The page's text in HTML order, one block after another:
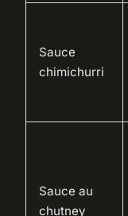
Sauce
chimichurri
Sauce au
chutney